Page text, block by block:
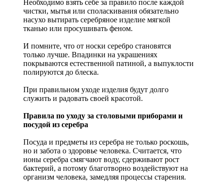
Необходимо взять себе за правило после каждой
чистки, мытья или споласкивания обязательно
насухо вытирать серебряное изделие мягкой
тканью или просушивать феном.
И помните, что от носки серебро становятся
только лучше. Впадинки на украшениях
покрываются естественной патиной, а выпуклости
полируются до блеска.
При правильном уходе изделия будут долго
служить и радовать своей красотой.
Правила по уходу за столовыми приборами и
посудой из серебра
Посуда и предметы из серебра не только роскошь,
но и забота о здоровье человека. Считается, что
ионы серебра смягчают воду, сдерживают рост
бактерий, а потому благотворно воздействуют на
организм человека, замедляя процессы старения.